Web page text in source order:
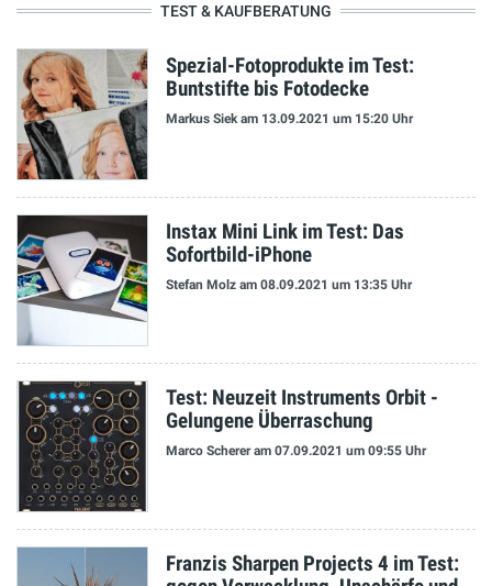
TEST & KAUFBERATUNG
Spezial-Fotoprodukte im Test:
Buntstifte bis Fotodecke
Markus Siek am 13.09.2021 um 15:20 Uhr
Instax Mini Link im Test: Das
Sofortbild-iPhone
Stefan Molz am 08.09.2021 um 13:35 Uhr
Test: Neuzeit Instruments Orbit -
Gelungene Überraschung
Marco Schereram 07.09.2021 um 09:55 Uhr
Franzis Sharpen Projects 4 im Test: